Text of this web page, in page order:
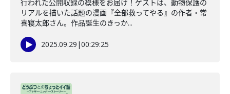
行われた公開収録の模様をお届け！ゲストは、動物保護の
リアルを描いた話題の漫画『全部救ってやる』の作者・常
喜寝太郎さん。作品誕生のきっか...
2025.09.29 |00:29:25